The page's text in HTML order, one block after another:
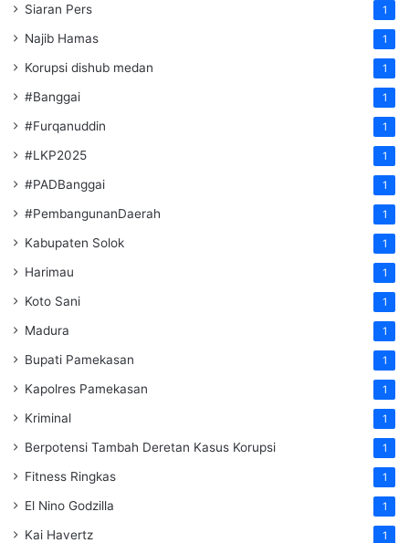
Siaran Pers 1
Najib Hamas 1
Korupsi dishub medan 1
#Banggai 1
#Furqanuddin 1
#LKP2025 1
#PADBanggai 1
#PembangunanDaerah 1
Kabupaten Solok 1
Harimau 1
Koto Sani 1
Madura 1
Bupati Pamekasan 1
Kapolres Pamekasan 1
Kriminal 1
Berpotensi Tambah Deretan Kasus Korupsi 1
Fitness Ringkas 1
El Nino Godzilla 1
Kai Havertz 1